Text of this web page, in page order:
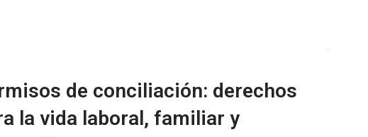
de conciliación: derechos
la vida laboral, familiar y